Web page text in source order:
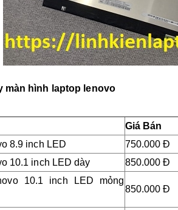
màn hình laptop lenovo
Giá Bán
8.9 inch LED
750.000 Đ
10.1 inch LED dày 850.000 Đ
10.1 inch LED mỏng
850.000 Đ